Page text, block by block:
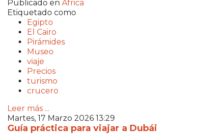
Publicado en África
Etiquetado como
Egipto
El Cairo
Pirámides
Museo
viaje
Precios
turismo
crucero
Leer más ...
Martes, 17 Marzo 2026 13:29
Guía práctica para viajar a Dubái